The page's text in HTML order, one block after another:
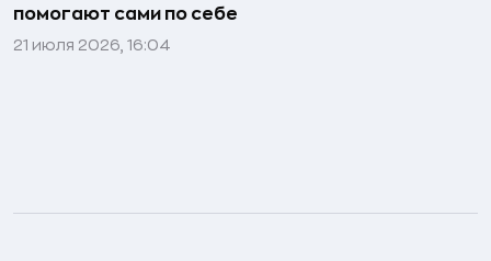
помогают сами по себе
21 июля 2026, 16:04